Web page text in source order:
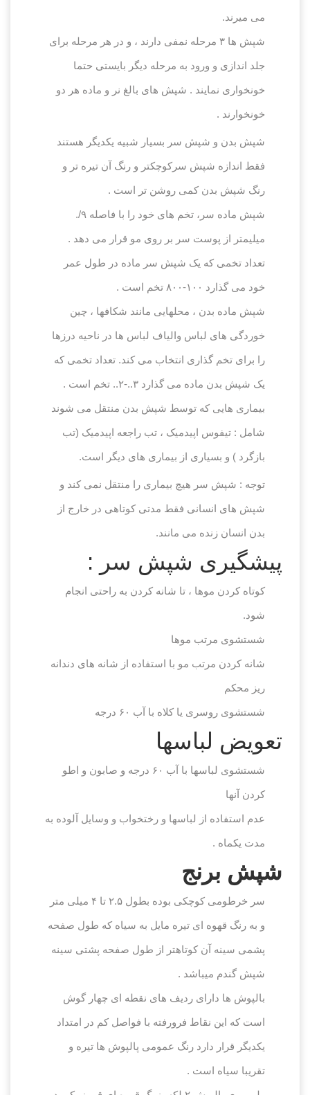
می میرند.
شپش ها ۳ مرحله نمفی دارند ، و در هر مرحله برای
جلد اندازی و ورود به مرحله دیگر بایستی حتما
خونخواری نمایند . شپش های بالغ نر و ماده هر دو
خونخوارند .
شپش بدن و شپش سر بسیار شبیه یکدیگر هستند
فقط اندازه شپش سرکوچکتر و رنگ آن تیره تر و
رنگ شپش بدن کمی روشن تر است .
شپش ماده سر، تخم های خود را با فاصله ۹/.
میلیمتر از پوست سر بر روی مو قرار می دهد .
تعداد تخمی که یک شپش سر ماده در طول عمر
خود می گذارد ۱۰۰-۸۰۰ تخم است .
شپش ماده بدن ، محلهایی مانند شکافها ، چین
خوردگی های لباس والیاف لباس ها در ناحیه درزها
را برای تخم گذاری انتخاب می کند. تعداد تخمی که
یک شپش بدن ماده می گذارد ۳..-۲.. تخم است .
بیماری هایی که توسط شپش بدن منتقل می شوند
شامل : تیفوس اپیدمیک ، تب راجعه اپیدمیک (تب
بازگرد ) و بسیاری از بیماری های دیگر است.
توجه : شپش سر هیچ بیماری را منتقل نمی کند و
شپش های انسانی فقط مدتی کوتاهی در خارج از
بدن انسان زنده می مانند.
پیشگیری شپش سر :
کوتاه کردن موها ، تا شانه کردن به راحتی انجام
شود.
شستشوی مرتب موها
شانه کردن مرتب مو با استفاده از شانه های دندانه
ریز محکم
شستشوی روسری یا کلاه با آب ۶۰ درجه
تعویض لباسها
شستشوی لباسها با آب ۶۰ درجه و صابون و اطو
کردن آنها
عدم استفاده از لباسها و رختخواب و وسایل آلوده به
مدت یکماه .
شپش برنج
سر خرطومی کوچکی بوده بطول ۲.۵ تا ۴ میلی متر
و به رنگ قهوه ای تیره مایل به سیاه که طول صفحه
پشمی سینه آن کوتاهتر از طول صفحه پشتی سینه
شپش گندم میباشد .
بالپوش ها دارای ردیف های نقطه ای چهار گوش
است که این نقاط فرورفته با فواصل کم در امتداد
یکدیگر قرار دارد رنگ عمومی پالپوش ها تیره و
تقریبا سیاه است .